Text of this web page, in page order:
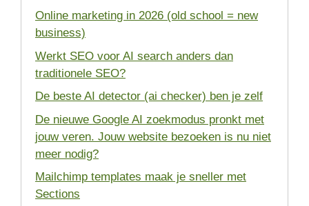
Online marketing in 2026 (old school = new
business)
Werkt SEO voor AI search anders dan
traditionele SEO?
De beste AI detector (ai checker) ben je zelf
De nieuwe Google AI zoekmodus pronkt met
jouw veren. Jouw website bezoeken is nu niet
meer nodig?
Mailchimp templates maak je sneller met
Sections